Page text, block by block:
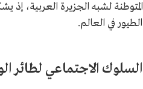
المتوطنة لشبه الجزيرة العربية،
الطيور في العالم.
السلوك الاجتماعي لطائر